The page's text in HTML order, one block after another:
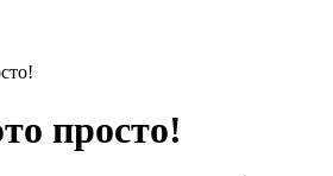
просто!